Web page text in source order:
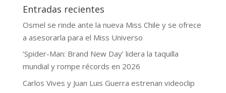
Entradas recientes
Osmel se rinde ante la nueva Miss Chile y se ofrece
a asesorarla para el Miss Universo
‘Spider-Man: Brand New Day’ lidera la taquilla
mundial y rompe récords en 2026
Carlos Vives y Juan Luis Guerra estrenan videoclip